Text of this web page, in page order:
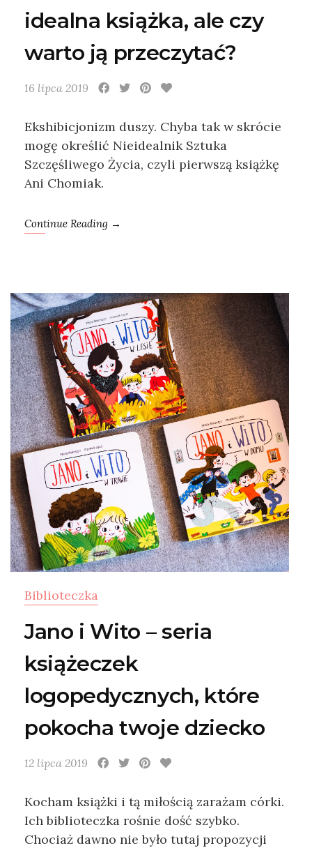
idealna książka, ale czy
warto ją przeczytać?
16 lipca 2019
Ekshibicjonizm duszy. Chyba tak w skrócie
mogę określić Nieidealnik Sztuka
Szczęśliwego Życia, czyli pierwszą książkę
Ani Chomiak.
Continue Reading →
Biblioteczka
Jano i Wito – seria
książeczek
logopedycznych, które
pokocha twoje dziecko
12 lipca 2019
Kocham książki i tą miłością zarażam córki.
Ich biblioteczka rośnie dość szybko.
Chociaż dawno nie było tutaj propozycji